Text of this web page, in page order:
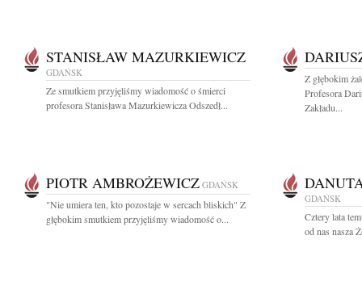
STANISŁAW MAZURKIEWICZ
GDAŃSK
Ze smutkiem przyjęliśmy wiadomość o śmierci
profesora Stanisława Mazurkiewicza Odszedł...
Z głębokim
Profesora
Zakładu...
PIOTR AMBROŻEWICZ GDAŃSK
"Nie umiera ten, kto pozostaje w sercach bliskich" Z
głębokim smutkiem przyjęliśmy wiadomość o...
GDAŃSK
Cztery lata
od nas nasza